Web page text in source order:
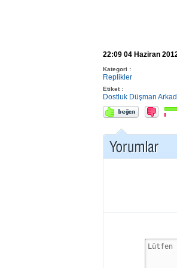
22:09 04 Haziran
Kategori :
Replikler
Etiket :
Dostluk Düşman